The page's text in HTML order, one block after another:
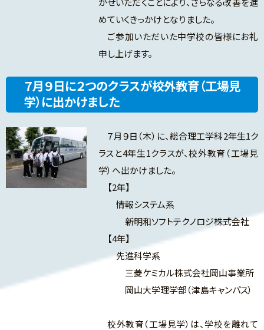
めていくきっかけとなりました。
ご参加いただいた中学校の皆様にお礼
申し上げます。
７月９日に２つのクラスが校外教育（工場見
学）に出かけました
７月９日（木）に、総合理工学科2年生1ク
ラスと4年生1クラスが、校外教育（工場見
学）へ出かけました。
【2年】
情報システム系
新明和ソフトテクノロジ株式会社
【4年】
先進科学系
三菱ケミカル株式会社岡山事業所
岡山大学理学部（津島キャンパス）
校外教育（工場見学）は、学校を離れて